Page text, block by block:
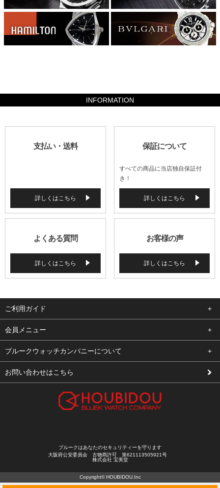
INFORMATION
支払い・送料
詳しくはこちら
保証について
すべての商品に当店独自保証付
き！
詳しくはこちら
よくある質問
詳しくはこちら
お客様の声
詳しくはこちら
ご利用ガイド
よくある質問
支払い・送料
修理依頼
会員メニュー
ログイン
お気に入り
ブルークウォッチカンパニーについて
会社概要
お問い合わせはこちら
ブルークはあなたのセキュリティーを守ります
大阪府公安委員会 古物商許可 第621113505921号
株式会社 宝美堂
Copyright© HOUBIDOU.Inc